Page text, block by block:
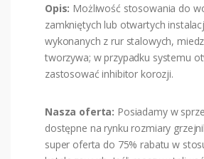
Opis: Możliwość stosowania do
zamkniętych lub otwartych
wykonanych z rur stalowych,
tworzywa; w przypadku systemu
zastosować inhibitor korozji.
Nasza oferta: Posiadamy w
dostępne na rynku rozmiary
super oferta do 75% rabatu w